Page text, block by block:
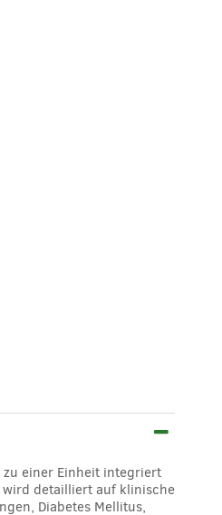
zu einer Einheit integriert
detailliert auf klinische
Diabetes Mellitus,